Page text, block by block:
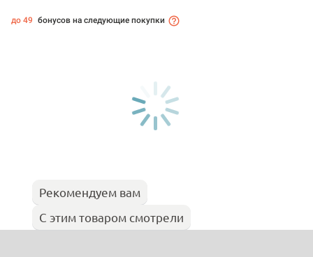
до 49 бонусов на следующие покупки
Рекомендуем вам
С этим товаром смотрели